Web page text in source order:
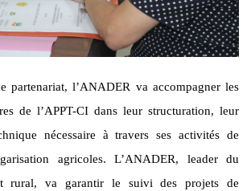
partenariat, l’ANADER va accompagner les
de l’APPT-CI dans leur structuration, leur
nécessaire à travers ses activités de
agricoles. L’ANADER, leader du
rural, va garantir le suivi des projets de